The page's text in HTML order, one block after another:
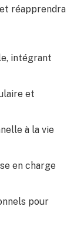
réapprendra
intégrant
et
à la vie
en charge
pour